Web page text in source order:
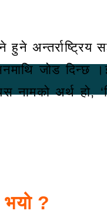
हुने
जोड
नामको अर्थ हो,
?